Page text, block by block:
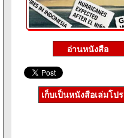
เก็บเป็นหนังสือเล่มโป